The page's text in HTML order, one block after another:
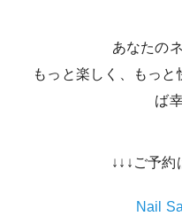
あなたの
もっと楽しく、もっ
ば
↓↓↓ご予約
Nail